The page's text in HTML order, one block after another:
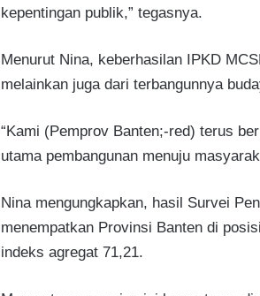
kepentingan publik,” tegasnya.
Menurut Nina, keberhasilan IPKD
melainkan juga dari terbangunnya
“Kami (Pemprov Banten;-red) terus
utama pembangunan menuju
Nina mengungkapkan, hasil Survei
menempatkan Provinsi Banten di
indeks agregat 71,21.